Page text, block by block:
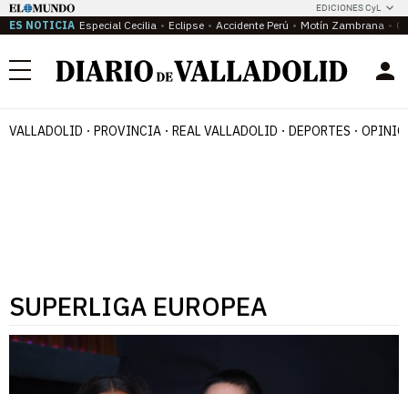
EDICIONES CyL
ES NOTICIA Especial Cecilia Eclipse Accidente Perú Motín Zambrana
Menú
VALLADOLID PROVINCIA REAL VALLADOLID DEPORTES
SUPERLIGA EUROPEA